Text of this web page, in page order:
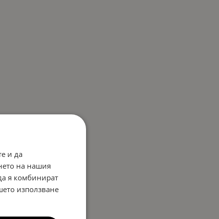
и да
на нашия
я комбинират
използване